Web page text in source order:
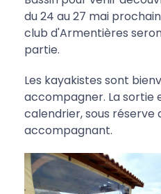
du 24 au 27 mai
club d'Armentières
partie.
Les kayakistes sont
accompagner. La sortie
calendrier, sous réserve
accompagnant.